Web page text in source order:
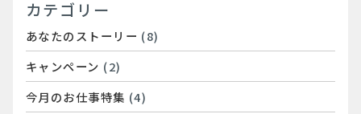
カテゴリー
あなたのストーリー (8)
キャンペーン (2)
今月のお仕事特集 (4)